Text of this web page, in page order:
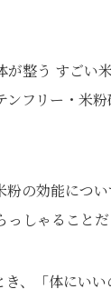
が整う すご
フリー・米
の効能につ
しゃることだ
き、「体に